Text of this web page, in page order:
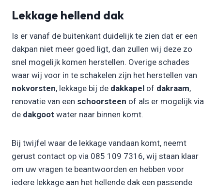
Lekkage hellend dak
Is er vanaf de buitenkant duidelijk te zien dat er een
dakpan niet meer goed ligt, dan zullen wij deze zo
snel mogelijk komen herstellen. Overige schades
waar wij voor in te schakelen zijn het herstellen van
nokvorsten, lekkage bij de dakkapel of dakraam,
renovatie van een schoorsteen of als er mogelijk via
de dakgoot water naar binnen komt.
Bij twijfel waar de lekkage vandaan komt, neemt
gerust contact op via 085 109 7316, wij staan klaar
om uw vragen te beantwoorden en hebben voor
iedere lekkage aan het hellende dak een passende